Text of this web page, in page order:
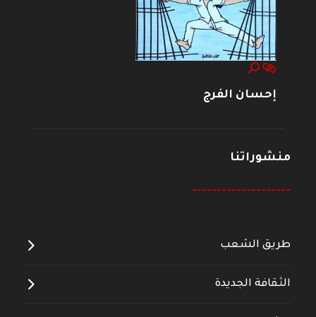
إحسان الفرج
منشوراتنا
--------------------
طريق الشعب
الثقافة الجديدة